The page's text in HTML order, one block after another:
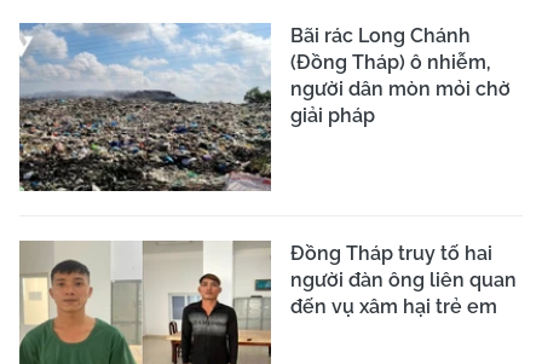
Bãi rác Long Chánh
(Đồng Tháp) ô nhiễm,
người dân mòn mỏi chờ
giải pháp
Đồng Tháp truy tố hai
người đàn ông liên quan
đến vụ xâm hại trẻ em